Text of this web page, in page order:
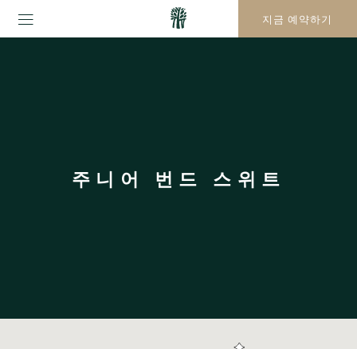
지금 예약하기
주니어 번드 스위트